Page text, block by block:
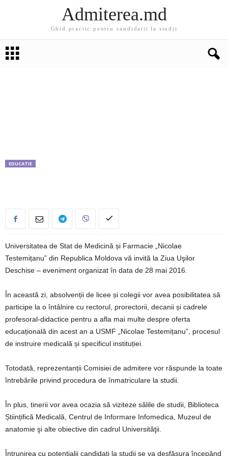
Admiterea.md
Ghid practic pentru candidatii la studii
EDUCATIE
Universitatea de Stat de Medicină și Farmacie „Nicolae
Testemițanu” din Republica Moldova vă invită la Ziua Uşilor
Deschise – eveniment organizat în data de 28 mai 2016.
În această zi, absolvenții de licee și colegii vor avea posibilitatea să
participe la o întâlnire cu rectorul, prorectorii, decanii și cadrele
profesoral-didactice pentru a afla mai multe despre oferta
educațională din acest an a USMF „Nicolae Testemițanu”, procesul
de instruire medicală și specificul instituției.
Totodată, reprezentanții Comisiei de admitere vor răspunde la toate
întrebările privind procedura de înmatriculare la studii.
În plus, tinerii vor avea ocazia să viziteze sălile de studii, Biblioteca
Științifică Medicală, Centrul de Informare Infomedica, Muzeul de
anatomie şi alte obiective din cadrul Universităţii.
Întrunirea cu potențialii candidați la studii se va desfășura începând